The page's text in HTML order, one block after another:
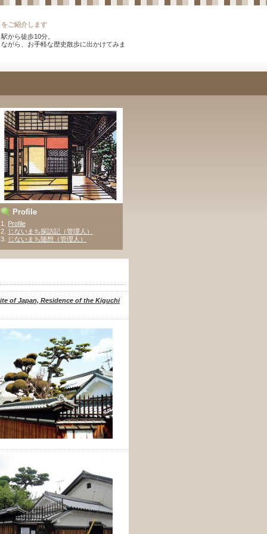
ご紹介します
から徒歩10分。
がら、お手軽な歴史散歩に出かけてみま
Profile
1. Profile
2.
じないまち探訪記（管理人）
3
じないまち随想（管理人）
of Japan, Residence of the Kiguchi